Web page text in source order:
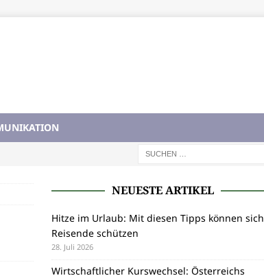
NEUESTE ARTIKEL
Hitze im Urlaub: Mit diesen Tipps können sich
Reisende schützen
28. Juli 2026
Wirtschaftlicher Kurswechsel: Österreichs